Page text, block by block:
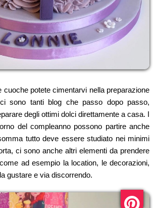
cuoche potete cimentarvi nella preparazione
sono tanti blog che passo dopo passo,
degli ottimi dolci direttamente a casa. I
del compleanno possono partire anche
tutto deve essere studiato nei minimi
ci sono anche altri elementi da prendere
ad esempio la location, le decorazioni,
gustare e via discorrendo.